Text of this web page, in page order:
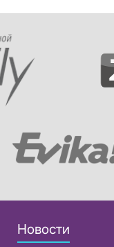
Новости